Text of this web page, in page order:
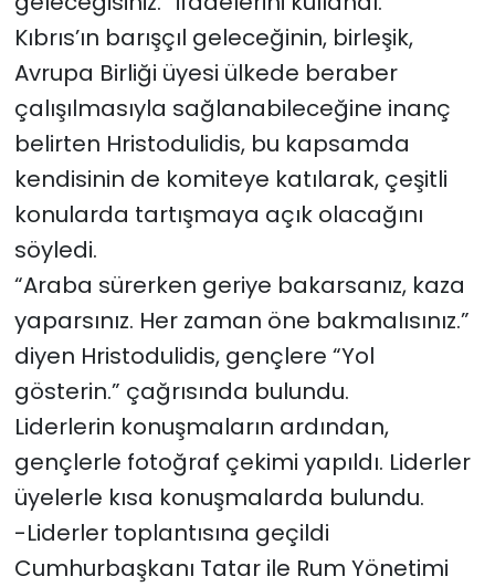
Kıbrıs’ın barışçıl geleceğinin, birleşik,
Avrupa Birliği üyesi ülkede beraber
çalışılmasıyla sağlanabileceğine inanç
belirten Hristodulidis, bu kapsamda
kendisinin de komiteye katılarak, çeşitli
konularda tartışmaya açık olacağını
söyledi.
“Araba sürerken geriye bakarsanız, kaza
yaparsınız. Her zaman öne bakmalısınız.”
diyen Hristodulidis, gençlere “Yol
gösterin.” çağrısında bulundu.
Liderlerin konuşmaların ardından,
gençlerle fotoğraf çekimi yapıldı. Liderler
üyelerle kısa konuşmalarda bulundu.
-Liderler toplantısına geçildi
Cumhurbaşkanı Tatar ile Rum Yönetimi